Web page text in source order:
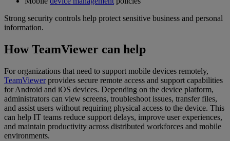
Strong security controls help protect sensitive business and personal
information.
How TeamViewer can help
For organizations that need to support mobile devices remotely,
TeamViewerprovides secure remote access and support capabilities
for Android and iOS devices. Depending on the device platform,
administrators can view screens, troubleshoot issues, transfer files,
and assist users without requiring physical access to the device. This
can help IT teams reduce support delays, improve user experiences,
and maintain productivity across distributed workforces and mobile
environments.